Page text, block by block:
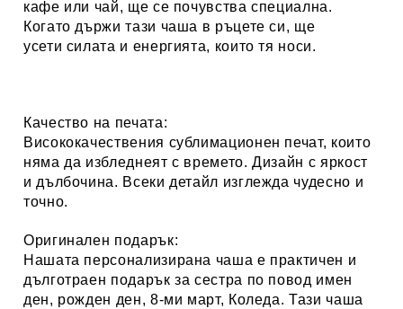
кафе или чай, ще се почувства специална.
Когато държи тази чаша в ръцете си, ще
усети силата и енергията, които тя носи.
Качество на печата:
Висококачествения сублимационен печат, които
няма да избледнеят с времето. Дизайн с яркост
и дълбочина. Всеки детайл изглежда чудесно и
точно.
Оригинален подарък:
Нашата персонализирана чаша е практичен и
дълготраен подарък за сестра по повод имен
ден, рожден ден, 8-ми март, Коледа. Тази чаша